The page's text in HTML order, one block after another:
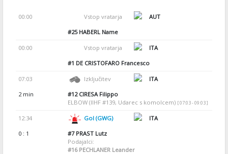
00:00 Vstop vratarja
AUT
#25HABERL Name
00:00 Vstop vratarja
ITA
#1 DE CRISTOFARO Francesco
07:03 Izključitev
ITA
2 min
#12CIRESA Filippo
ELBOW (IIHF #139, Udarec s komolcem) [ 07:03 - 09:03 ]
12:34 Gol (GWG)
ITA
0 : 1
#7PRAST Lutz
Podajalci:
#16PECHLANER Leander